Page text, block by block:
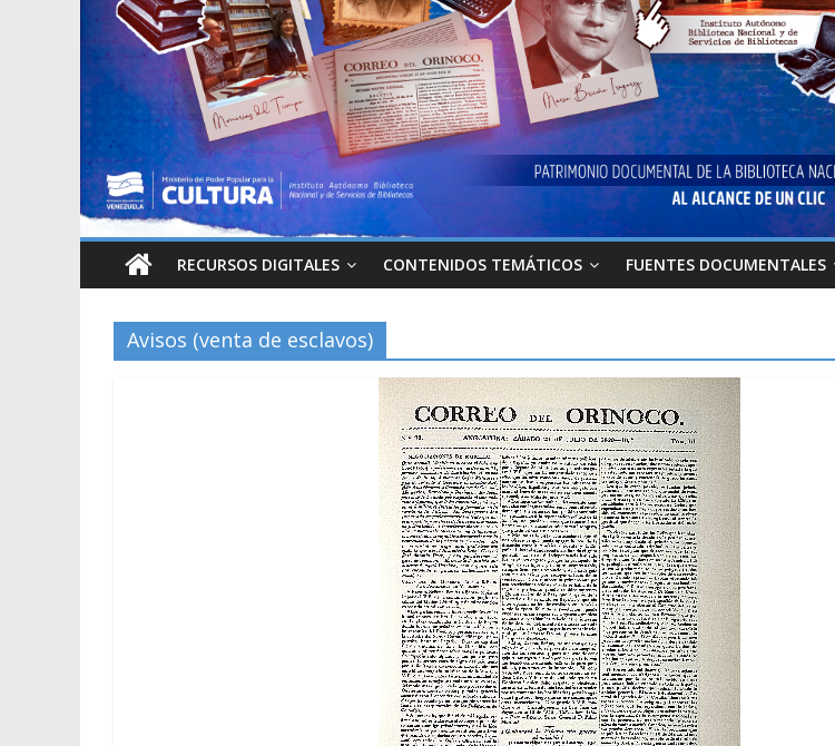
RECURSOS DIGITALES CONTENIDOS TEMÁTICOS FUENTES DOCUMENTALES
Avisos (venta de esclavos)